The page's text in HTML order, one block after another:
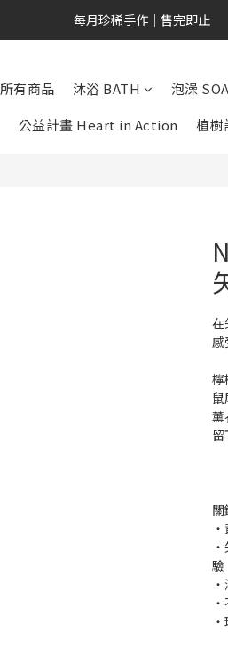
新會員專屬｜NT$200 購物金
每月珍稀手作｜售完即止
所有商品 沐浴 BATH 泡澡
公益計畫 Heart in Action 植
在
感
檸
鼠
薰
留
驗